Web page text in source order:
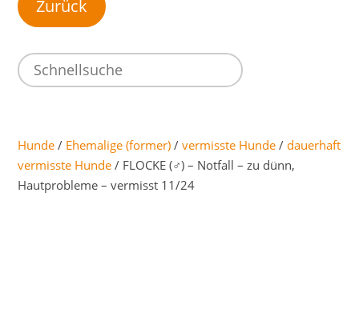
Hunde / Ehemalige (former) /vermisste Hunde /dauerhaft
vermisste Hunde / FLOCKE (♂) – Notfall – zu dünn,
Hautprobleme – vermisst 11/24